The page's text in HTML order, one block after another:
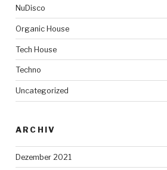
NuDisco
Organic House
Tech House
Techno
Uncategorized
ARCHIV
Dezember 2021